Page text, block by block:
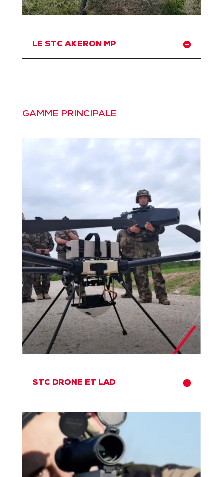
LE STC AKERON MP
GAMME PRINCIPALE
STC DRONE ET LAD